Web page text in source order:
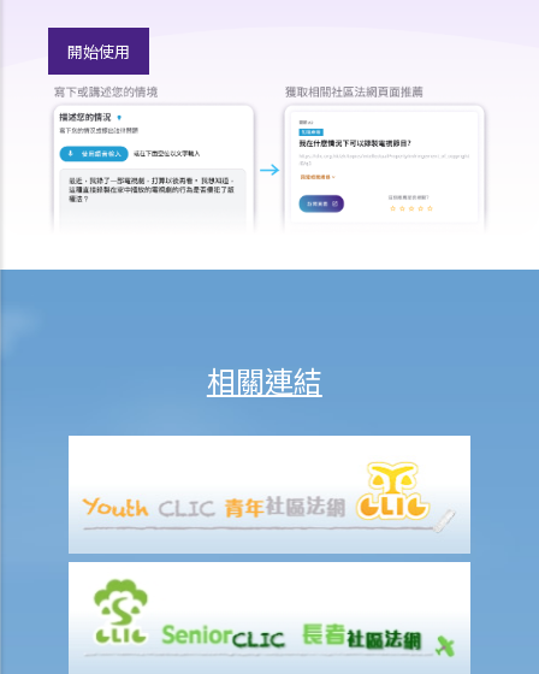
3. 若我透過虛擬保險公司的全數碼分銷渠道購買保險，或使用保險科技
來處理與保險相關的事務，有甚麼要注意?
常見保險產品種類
A. 人壽保險 （包括退休保障產品）
1. 「冷靜期」是甚麼？如果我剛剛購買了一份人壽保險，但幾天後想改
2. 我正考慮把現有的人壽保險保單轉到另一間保險公司，我需考慮哪些
4. 我為何需要在購買長期保險保單前，提供資料以填寫財務需要分析報
5. 人壽保險的「可爭議期」是甚麼？
7. 保險公司在批核我的投保申請前，委託一位醫生為我驗身。那位醫生
沒有發現一項我並無披露的健康問題。保險公司可否以這項沒有披露的
資料，而拒絕我其後的任何索償？
8. 「可撤換受益人」和「不可撤換受益人」有甚麼分別？在哪些情況
下，我才可以更改壽險保單內的「不可撤換受益人」？
9. 我的兒子今年15歲。 可否指定他為我的人壽保險受益人？如果我在他
開始使用
相關連結